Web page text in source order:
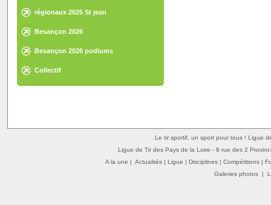
régionaux 2025 St jean
Besançon 2026
Besançon 2026 podiums
Collectif
Le tir sportif, un sport pour tous ! Ligue
Ligue de Tir des Pays de la Loire - 8 rue des 2
A la une | Actualités | Ligue | Disciplines | Compétitions |
Galeries photos|